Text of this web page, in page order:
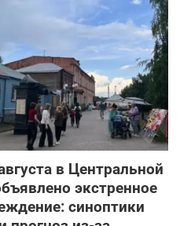
в Центральной
экстренное
синоптики